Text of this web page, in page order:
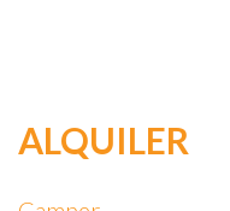
ALQUILER